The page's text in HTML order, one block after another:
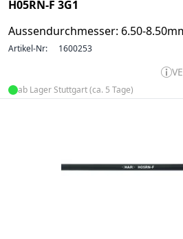
H05RN-F 3G1
Aussendurchmesser: 6.50-
Artikel-Nr: 1600253
ab Lager Stuttgart (ca. 5 Tage)